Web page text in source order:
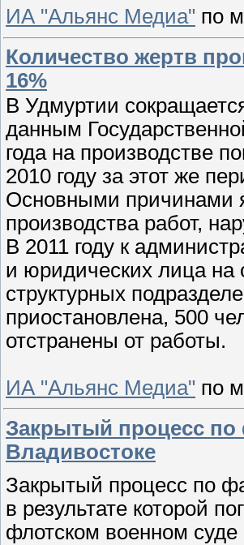
ИА "Альянс Медиа" по
Количество жертв
16%
В Удмуртии
данным
года на производстве
2010 году за этот же
Основными причинами
производства работ,
В 2011 году к
и юридических лица
структурных
приостановлена, 500
отстранены от работы.
ИА "Альянс Медиа" по
Закрытый процесс
Владивостоке
Закрытый процесс по
в результате которой
флотском военном суде